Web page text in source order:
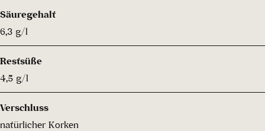
Säuregehalt
6,3 g/l
Restsüße
4,5 g/l
Verschluss
natürlicher Korken